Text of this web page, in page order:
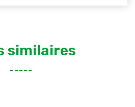
similaires